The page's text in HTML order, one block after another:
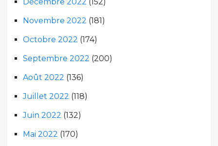
Novembre 2022 (181)
Octobre 2022 (174)
Septembre 2022 (200)
Août 2022 (136)
Juillet 2022 (118)
Juin 2022 (132)
Mai 2022 (170)